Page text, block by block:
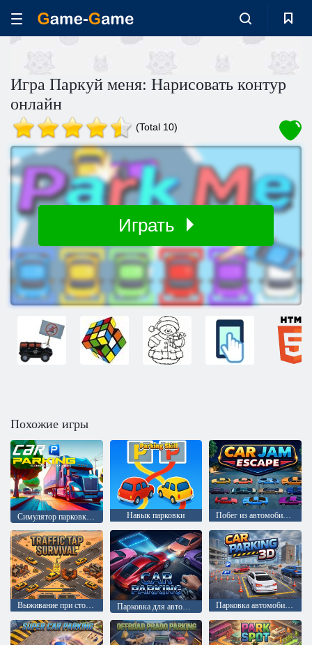
Игра Паркуй меня: Нарисовать контур
онлайн
(Total 10)
Играть
Похожие игры
Симулятор парковки автомобилей 2025 Навык парковки Побег из автомобильной пробки
Выживание при столкновении с трафиком Парковка для автомобилей Парковка автомобилей 3D